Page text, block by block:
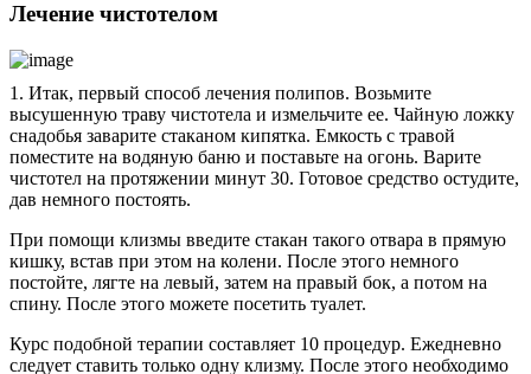
Лечение чистотелом
1. Итак, первый способ лечения полипов. Возьмите
высушенную траву чистотела и измельчите ее. Чайную ложку
снадобья заварите стаканом кипятка. Емкость с травой
поместите на водяную баню и поставьте на огонь. Варите
чистотел на протяжении минут 30. Готовое средство остудите,
дав немного постоять.
При помощи клизмы введите стакан такого отвара в прямую
кишку, встав при этом на колени. После этого немного
постойте, лягте на левый, затем на правый бок, а потом на
спину. После этого можете посетить туалет.
Курс подобной терапии составляет 10 процедур. Ежедневно
следует ставить только одну клизму. После этого необходимо